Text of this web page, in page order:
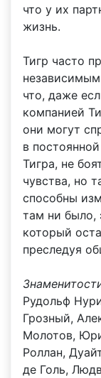
что у их
жизнь.
Тигр часто
что, даже
компанией
они могут
в
Тигра, не
чувства, но
способны
там ни было,
который
преследуя
Рудольф
Грозный,
Молотов,
Роллан,
де Голь,